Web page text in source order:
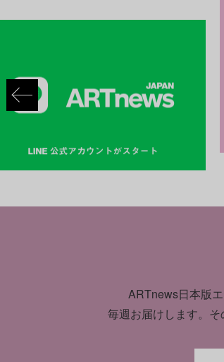
ARTnews日本版
毎週お届けします。 そ